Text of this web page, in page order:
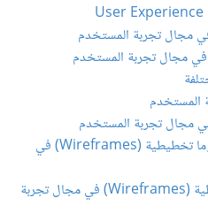
مجال تجربة المستخدم
مجال تجربة المستخدم
المستخدم
مجال تجربة المستخدم
أشياء لا يمكن اعتبارها رسوما تخطيطية (Wireframes) في
تعرف على الرسوم التخطيطية (Wireframes) في مجال تجربة